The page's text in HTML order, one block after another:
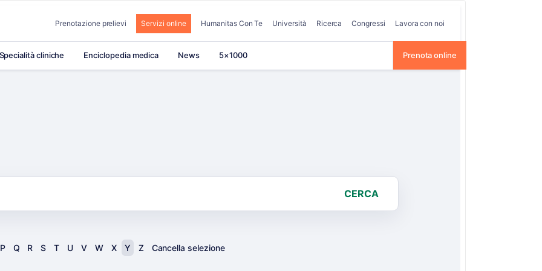
Prenotazione prelievi Servizi online Humanitas Con Te Università Ricerca Congressi Lavora con noi
Specialità cliniche Enciclopedia medica News 5×1000 Prenota online
CERCA
P Q R S T U V W X Y Z Cancella selezione